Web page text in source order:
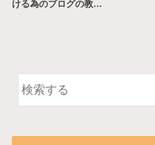
ける為のブログの教…